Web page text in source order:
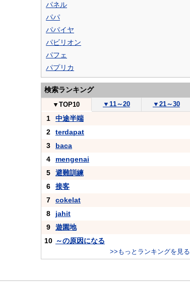
パネル
パパ
パパイヤ
パビリオン
パフェ
パプリカ
検索ランキング
▼ TOP10 ▼ 11～20 ▼ 21～30
1
中途半端
2
terdapat
3
baca
4
mengenai
5
避難訓練
6
接客
7
cokelat
8
jahit
9
遊園地
10 ～の原因になる
>>もっとランキングを見る